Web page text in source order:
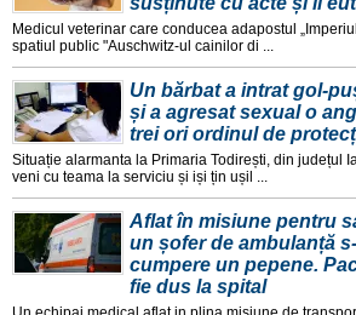
Medicul veterinar care conducea adapostul
spatiul public "Auschwitz-ul cainilor di ...
Un bărbat a intrat gol-
și a agresat sexual o
trei ori ordinul de
Situație alarmanta la Primaria Todirești, din județul
veni cu teama la serviciu și iși țin ușil ...
Aflat în misiune pentru
un șofer de ambulanță
cumpere un pepene.
fie dus la spital